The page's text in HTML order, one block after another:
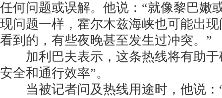
任何问题或误解。他说：“就像黎巴嫩
现问题一样，霍尔木兹海峡也可能出
看到的，有些夜晚甚至发生过冲突。”
加利巴夫表示，这条热线将有助于
安全和通行效率”。
当被记者问及热线用途时，他说：